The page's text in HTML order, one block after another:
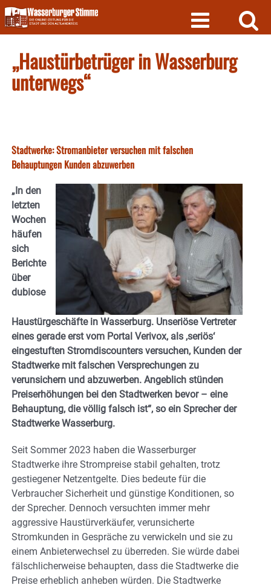
Skip
to
content
„Haustürbetrüger in Wasserburg
unterwegs“
Stadtwerke: Stromanbieter versuchen mit falschen
Behauptungen Kunden abzuwerben
„In den
letzten
Wochen
häufen
sich
Berichte
über
dubiose
Haustürgeschäfte in Wasserburg. Unseriöse Vertreter
eines gerade erst vom Portal Verivox, als ,seriös‘
eingestuften Stromdiscounters versuchen, Kunden der
Stadtwerke mit falschen Versprechungen zu
verunsichern und abzuwerben. Angeblich stünden
Preiserhöhungen bei den Stadtwerken bevor – eine
Behauptung, die völlig falsch ist“, so ein Sprecher der
Stadtwerke Wasserburg.
Seit Sommer 2023 haben die Wasserburger
Stadtwerke ihre Strompreise stabil gehalten, trotz
gestiegener Netzentgelte. Dies bedeute für die
Verbraucher Sicherheit und günstige Konditionen, so
der Sprecher. Dennoch versuchten immer mehr
aggressive Haustürverkäufer, verunsicherte
Stromkunden in Gespräche zu verwickeln und sie zu
einem Anbieterwechsel zu überreden. Sie würde dabei
fälschlicherweise behaupten, dass die Stadtwerke die
Preise erheblich anheben würden. Die Stadtwerke